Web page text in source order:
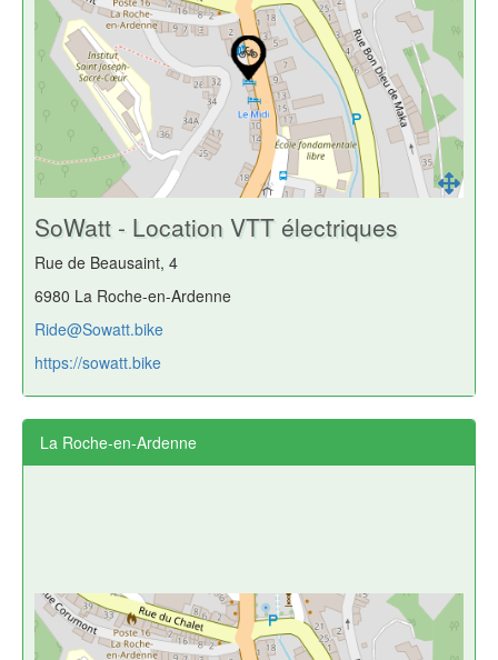
SoWatt - Location VTT électriques
Rue de Beausaint, 4
6980 La Roche-en-Ardenne
Ride@Sowatt.bike
https://sowatt.bike
La Roche-en-Ardenne